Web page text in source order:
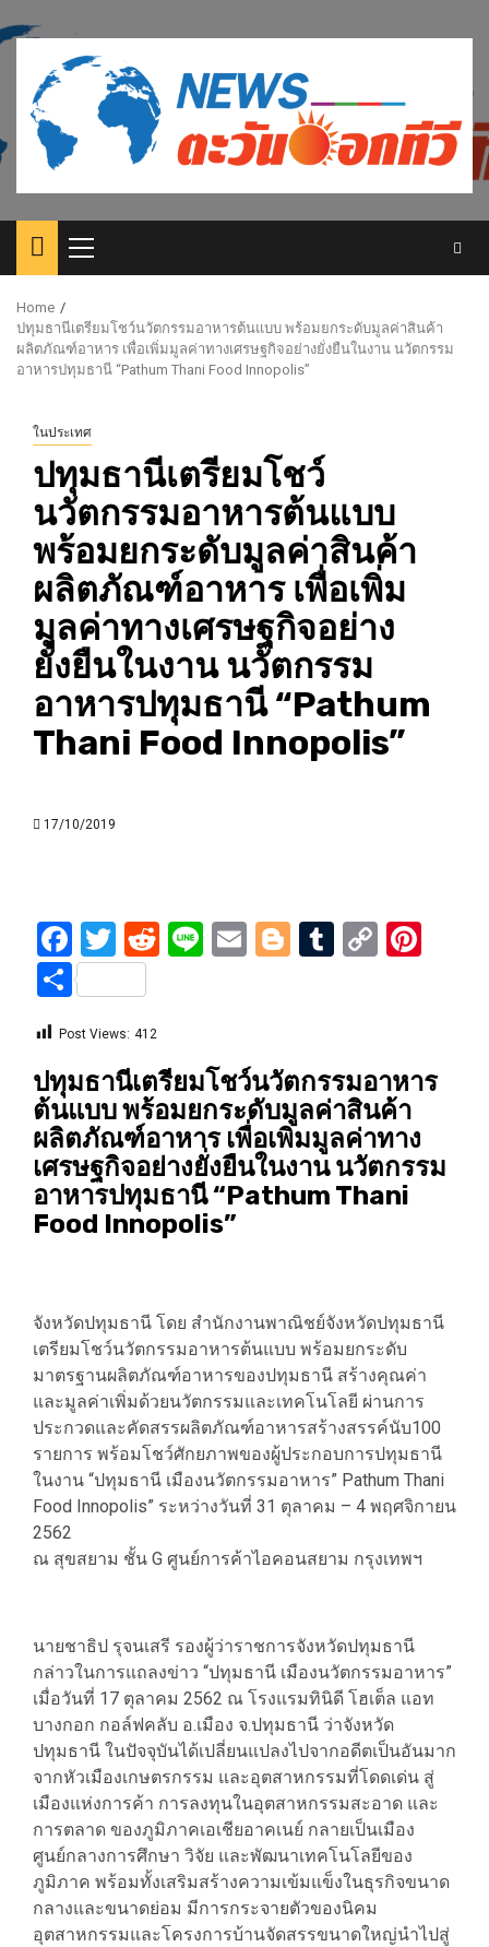
to
content
Primary
Menu
Home
ปทุมธานีเตรียมโชว์นวัตกรรมอาหารต้นแบบ พร้อมยกระดับมูลค่าสินค้า
ผลิตภัณฑ์อาหาร เพื่อเพิ่มมูลค่าทางเศรษฐกิจอย่างยั่งยืนในงาน นวัตกรรม
อาหารปทุมธานี “Pathum Thani Food Innopolis”
ในประเทศ
ปทุมธานีเตรียมโชว์
นวัตกรรมอาหารต้นแบบ
พร้อมยกระดับมูลค่าสินค้า
ผลิตภัณฑ์อาหาร เพื่อเพิ่ม
มูลค่าทางเศรษฐกิจอย่าง
ยั่งยืนในงาน นวัตกรรม
อาหารปทุมธานี “Pathum
Thani Food Innopolis”
17/10/2019
Facebook
Twitter
Reddit
LineEmailBlogger
Tumblr
Copy
Share
Post Views: 412
ปทุมธานีเตรียมโชว์นวัตกรรมอาหาร
ต้นแบบ พร้อมยกระดับมูลค่าสินค้า
ผลิตภัณฑ์อาหาร เพื่อเพิ่มมูลค่าทาง
เศรษฐกิจอย่างยั่งยืนในงาน นวัตกรรม
อาหารปทุมธานี “Pathum Thani
Food Innopolis”
จังหวัดปทุมธานี โดย สำนักงานพาณิชย์จังหวัดปทุมธานี
เตรียมโชว์นวัตกรรมอาหารต้นแบบ พร้อมยกระดับ
มาตรฐานผลิตภัณฑ์อาหารของปทุมธานี สร้างคุณค่า
และมูลค่าเพิ่มด้วยนวัตกรรมและเทคโนโลยี ผ่านการ
ประกวดและคัดสรรผลิตภัณฑ์อาหารสร้างสรรค์นับ100
รายการ พร้อมโชว์ศักยภาพของผู้ประกอบการปทุมธานี
ในงาน “ปทุมธานี เมืองนวัตกรรมอาหาร” Pathum Thani
Food Innopolis” ระหว่างวันที่ 31 ตุลาคม – 4 พฤศจิกายน
2562
ณ สุขสยาม ชั้น G ศูนย์การค้าไอคอนสยาม กรุงเทพฯ
นายชาธิป รุจนเสรี รองผู้ว่าราชการจังหวัดปทุมธานี
กล่าวในการแถลงข่าว “ปทุมธานี เมืองนวัตกรรมอาหาร”
เมื่อวันที่ 17 ตุลาคม 2562 ณ โรงแรมทินิดี โฮเต็ล แอท
บางกอก กอล์ฟคลับ อ.เมือง จ.ปทุมธานี ว่าจังหวัด
ปทุมธานี ในปัจจุบันได้เปลี่ยนแปลงไปจากอดีตเป็นอันมาก
จากหัวเมืองเกษตรกรรม และอุตสาหกรรมที่โดดเด่น สู่
เมืองแห่งการค้า การลงทุนในอุตสาหกรรมสะอาด และ
การตลาด ของภูมิภาคเอเชียอาคเนย์ กลายเป็นเมือง
ศูนย์กลางการศึกษา วิจัย และพัฒนาเทคโนโลยีของ
ภูมิภาค พร้อมทั้งเสริมสร้างความเข้มแข็งในธุรกิจขนาด
กลางและขนาดย่อม มีการกระจายตัวของนิคม
อุตสาหกรรมและโครงการบ้านจัดสรรขนาดใหญ่นำไปสู่